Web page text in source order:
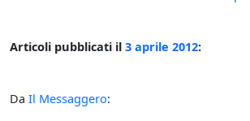
Articoli pubblicati il 3 aprile 2012:
Da Il Messaggero: